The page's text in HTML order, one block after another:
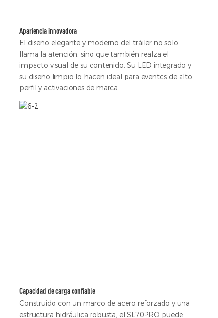
Apariencia innovadora
El diseño elegante y moderno del tráiler no solo
llama la atención, sino que también realza el
impacto visual de su contenido. Su LED integrado y
su diseño limpio lo hacen ideal para eventos de alto
perfil y activaciones de marca.
Capacidad de carga confiable
Construido con un marco de acero reforzado y una
estructura hidráulica robusta, el SL70PRO puede